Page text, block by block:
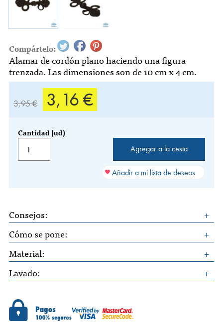
Compártelo:
Alamar de cordón plano haciendo una figura
trenzada. Las dimensiones son de 10 cm x 4 cm.
3,95 € 3,16 €
Cantidad (ud)
Añadir a mi lista de deseos
Consejos:
Cómo se pone:
Material:
Lavado: